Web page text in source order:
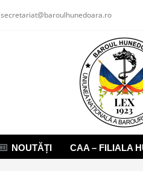
secretariat@baroulhunedoara.ro
NOUTĂȚI CAA – FILIALA